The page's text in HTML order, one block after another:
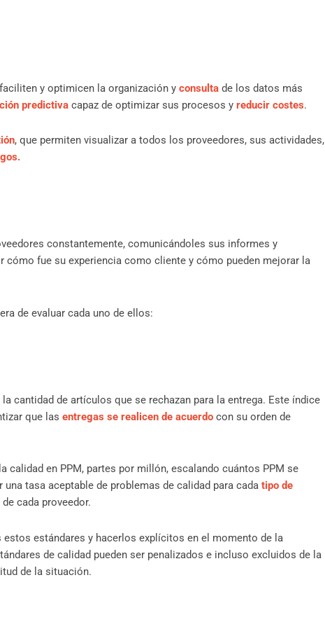
y optimicen la organización y consultade los datos más
predictivacapaz de optimizar sus procesos y reducir costes.
, que permiten visualizar a todos los proveedores, sus actividades,
constantemente, comunicándoles sus informes y
fue su experiencia como cliente y cómo pueden mejorar la
de evaluar cada uno de ellos:
cantidad de artículos que se rechazan para la entrega. Este índice
que las entregas se realicen de acuerdocon su orden de
calidad en PPM, partes por millón, escalando cuántos PPM se
tasa aceptable de problemas de calidad para cada tipo de
cada proveedor.
estándares y hacerlos explícitos en el momento de la
de calidad pueden ser penalizados e incluso excluidos de la
de la situación.